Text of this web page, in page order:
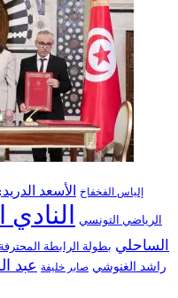
إلياس الفخفاخ الأسعد
الرياضي التونسي
الساحلي بطولة الرابطة
راشد الغنوشي صابر خليفة عبد